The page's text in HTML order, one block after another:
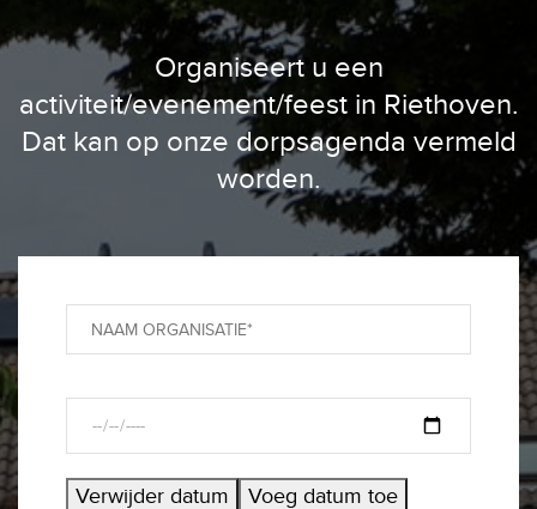
Organiseert u een
activiteit/evenement/feest in Riethoven.
Dat kan op onze dorpsagenda vermeld
worden.
Verwijder datum Voeg datum toe